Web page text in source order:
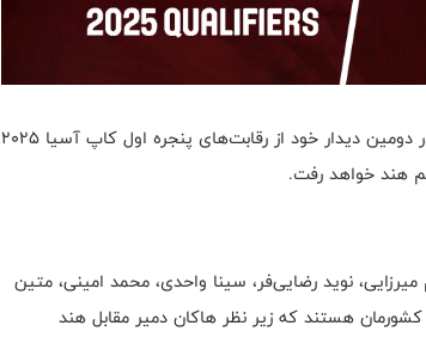
به گزارش روابط عمومی فدراسیون بسکتبال، تیم ملی مردان ایران در دومین دیدار خود از رقابت‌های پنجره اول کاپ آسیا 2025
نوید رضایی‌فر، سینا واحدی، محمد امینی، متین
محمد رحیمی و سالار منجی ۱۲ ملی‌پوش کشورمان هستند که زیر نظر هاکان دمیر مقابل هند